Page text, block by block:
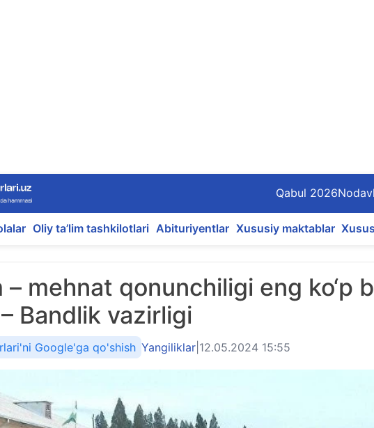
Qabul 2026
Oliy ta’lim tashkilotlari Abituriyentlar Xususiy maktablar
– mehnat qonunchiligi eng ko‘p
Bandlik vazirligi
Google'ga qo'shish Yangiliklar 12.05.2024 15:55